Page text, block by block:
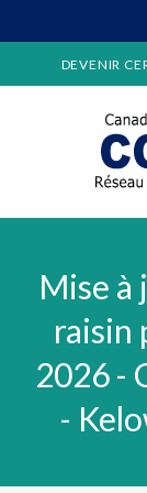
DEVENIR
Mise à
raisin
2026 -
-